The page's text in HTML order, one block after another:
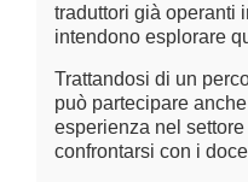
traduttori già operanti
intendono esplorare
Trattandosi di un
può partecipare
esperienza nel
confrontarsi con i